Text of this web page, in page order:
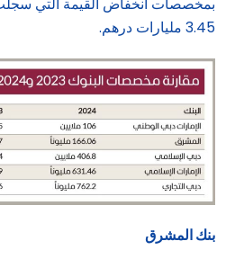
3.45 مليارات درهم.
بنك المشرق